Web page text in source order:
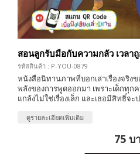
สอนลูกรับมือกับความกลัว เวลา
รหัสสินค้า : P-YOU-0879
หนังสือนิทานภาพที่บอกเล่าเรื่องจริง
พลังของการพูดออกมา เพราะเด็กทุก
แกล้งไม่ใช่เรื่องเล็ก และเธอมีสิทธิ์จะ
ดูรายละเอียดเพิ่มเติม
75 บ